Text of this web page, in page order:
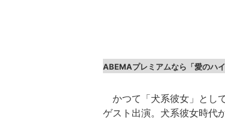
ABEMAプレミアムなら「愛のハ
かつて「犬系彼女」とし
ゲスト出演。犬系彼女時代